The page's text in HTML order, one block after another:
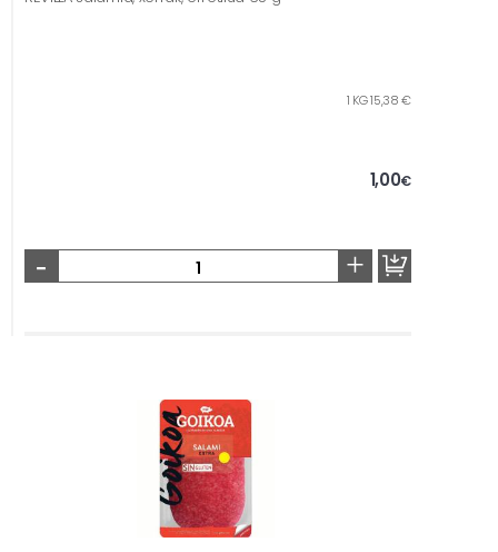
1 KG 15,38 €
1,00€
- +